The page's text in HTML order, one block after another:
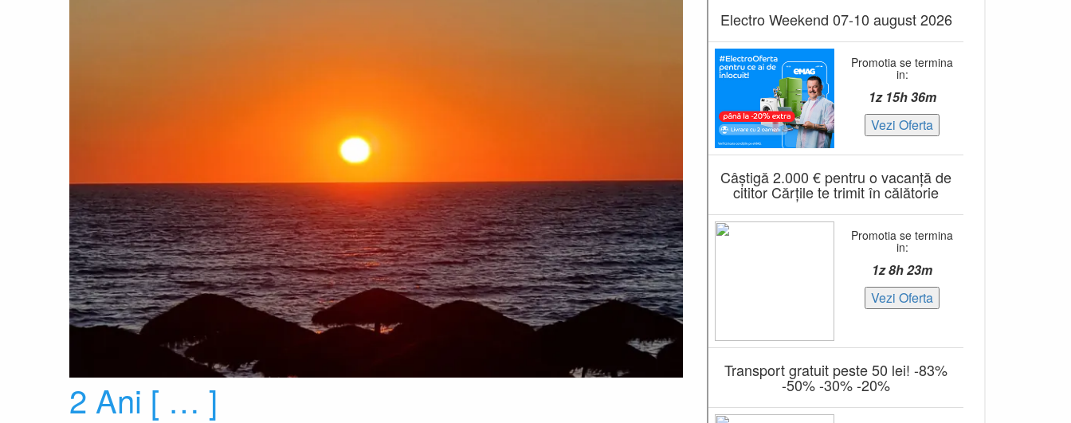
2 Ani [ … ]